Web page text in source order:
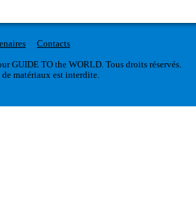
Contacts
GUIDE TO the WORLD. Tous droits réservés.
matériaux est interdite.